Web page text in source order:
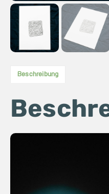
Beschreibung